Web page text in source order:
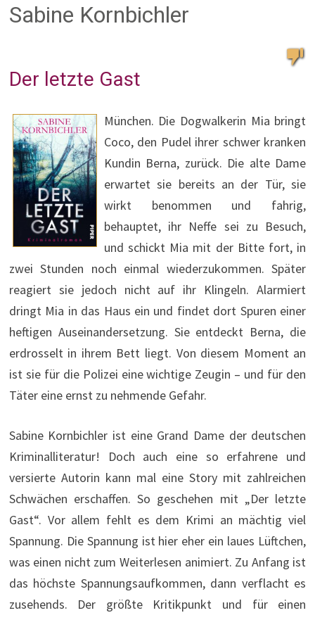
Sabine Kornbichler
Der letzte Gast
München. Die Dogwalkerin Mia bringt
Coco, den Pudel ihrer schwer kranken
Kundin Berna, zurück. Die alte Dame
erwartet sie bereits an der Tür, sie
wirkt benommen und fahrig,
behauptet, ihr Neffe sei zu Besuch,
und schickt Mia mit der Bitte fort, in
zwei Stunden noch einmal wiederzukommen. Später
reagiert sie jedoch nicht auf ihr Klingeln. Alarmiert
dringt Mia in das Haus ein und findet dort Spuren einer
heftigen Auseinandersetzung. Sie entdeckt Berna, die
erdrosselt in ihrem Bett liegt. Von diesem Moment an
ist sie für die Polizei eine wichtige Zeugin – und für den
Täter eine ernst zu nehmende Gefahr.
Sabine Kornbichler ist eine Grand Dame der deutschen
Kriminalliteratur! Doch auch eine so erfahrene und
versierte Autorin kann mal eine Story mit zahlreichen
Schwächen erschaffen. So geschehen mit „Der letzte
Gast“. Vor allem fehlt es dem Krimi an mächtig viel
Spannung. Die Spannung ist hier eher ein laues Lüftchen,
was einen nicht zum Weiterlesen animiert. Zu Anfang ist
das höchste Spannungsaufkommen, dann verflacht es
zusehends. Der größte Kritikpunkt und für einen